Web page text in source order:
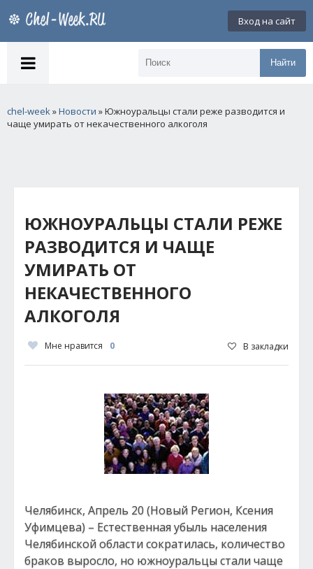
Вход на сайт
Найти
chel-week»Новости » Южноуральцы стали реже разводится и
чаще умирать от некачественного алкоголя
ЮЖНОУРАЛЬЦЫ СТАЛИ РЕЖЕ
РАЗВОДИТСЯ И ЧАЩЕ
УМИРАТЬ ОТ
НЕКАЧЕСТВЕННОГО
АЛКОГОЛЯ
Мне нравится 0 В закладки
Челябинск, Апрель 20 (Новый Регион, Ксения
Уфимцева) – Естественная убыль населения
Челябинcкой области сократилась, количество
браков выросло, но южноуральцы стали чаще